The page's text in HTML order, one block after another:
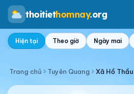
thoitiethomnay.org
Hiện tại Theo giờ Ngày mai
Trang chủ Tuyên Quang Xã Hồ Thầu